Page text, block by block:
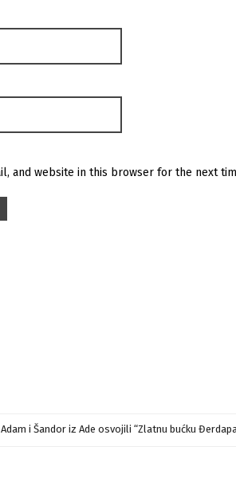
and website in this browser for the next
Adam i Šandor iz Ade osvojili “Zlatnu bućku